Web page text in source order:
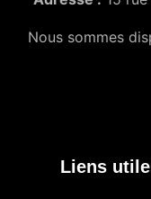
Nous sommes
Liens